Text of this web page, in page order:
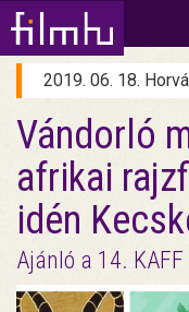
2019. 06. 18.
Vándorló
afrikai
idén
Ajánló a 14.